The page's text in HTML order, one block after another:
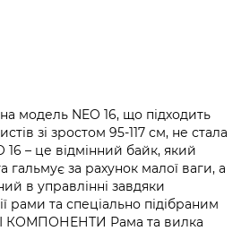
модель NEO 16, що підходить
зі зростом 95-117 см, не стала
16 – це відмінний байк, який
гальмує за рахунок малої ваги, а
в управлінні завдяки
рами та спеціально підібраним
КОМПОНЕНТИ Рама та вилка